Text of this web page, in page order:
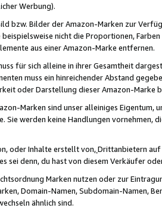
Werbung).
bzw. Bilder der Amazon-Marken zur
nicht die Proportionen,
aus einer Amazon-Marke entfernen.
für sich alleine in ihrer Gesamtheit
muss ein hinreichender Abstand
oder Darstellung dieser Amazon-Marke
Marken sind unser alleiniges
Sie werden keine Handlungen vornehmen,
oder Inhalte erstellt von,Drittanbietern auf
sei denn, du hast von diesem Verkäufer
Marken nutzen oder zur
Domain-Namen, Subdomain-Namen,
ähnlich sind.